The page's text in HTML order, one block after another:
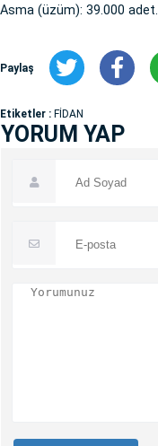
Asma (üzüm): 39.000 adet.
Paylaş
Etiketler : FİDAN
YORUM YAP